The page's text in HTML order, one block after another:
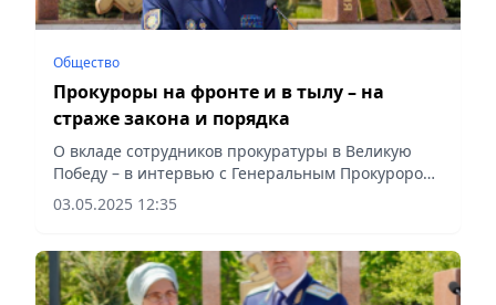
Общество
Прокуроры на фронте и в тылу – на
страже закона и порядка
О вкладе сотрудников прокуратуры в Великую
Победу – в интервью с Генеральным Прокурором
Бериком Асыловым сообщает Vecher.kz со
ссылкой на kazpravda.kz.
03.05.2025 12:35